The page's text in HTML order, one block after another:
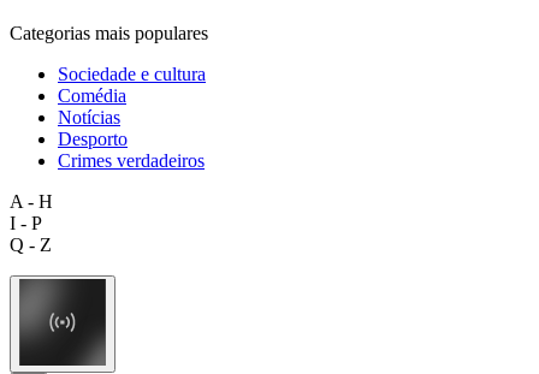
Categorias mais populares
Sociedade e cultura
Comédia
Notícias
Desporto
Crimes verdadeiros
A - H
I - P
Q - Z